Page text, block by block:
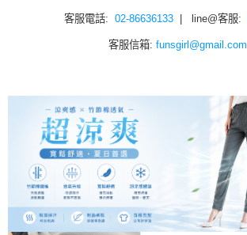
客服電話: 02-86636133| line@客服:
客服信箱: funsgirl@gmail.com